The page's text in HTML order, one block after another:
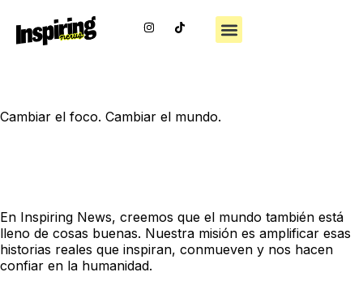
contenido
I
n
m
Menu
Cambiar el foco. Cambiar el mundo.
En Inspiring News, creemos que el mundo también está
lleno de cosas buenas. Nuestra misión es amplificar esas
historias reales que inspiran, conmueven y nos hacen
confiar en la humanidad.